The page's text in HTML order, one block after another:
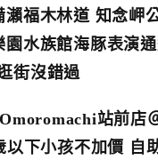
瀨福木林道 知念岬
園水族館海豚表演
街沒錯過
站前店
以下小孩不加價 自